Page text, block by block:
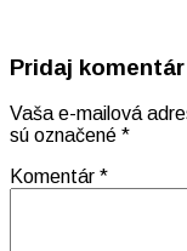
Pridaj komentár
Vaša e-mailová
sú označené *
Komentár *